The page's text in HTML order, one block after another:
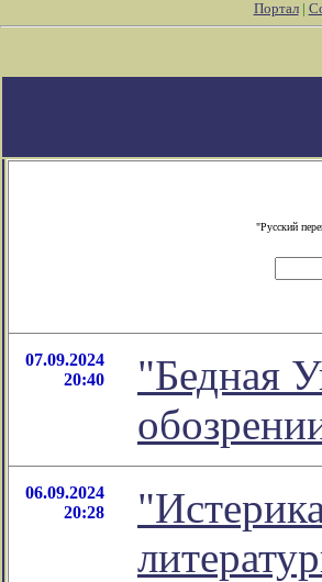
Портал|
"Русский
07.09.2024
20:40
"Бедная
06.09.2024
20:28